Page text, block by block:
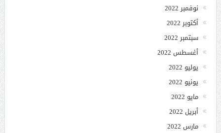
نوفمبر 2022
أكتوبر 2022
سبتمبر 2022
أغسطس 2022
يوليو 2022
يونيو 2022
مايو 2022
أبريل 2022
مارس 2022